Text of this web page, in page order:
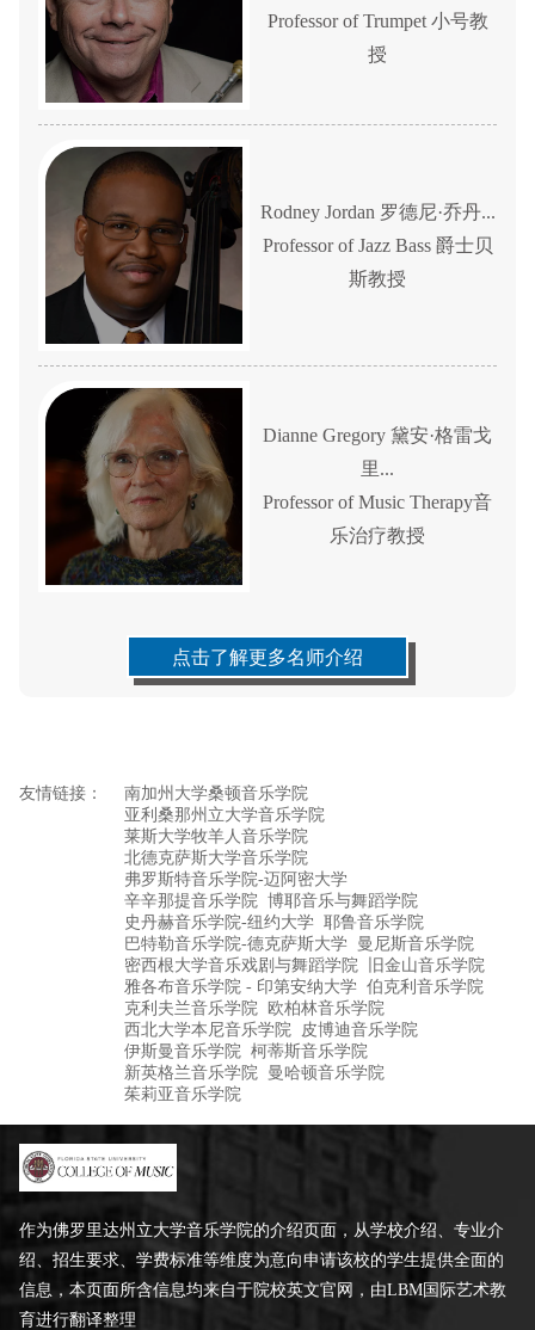
Professor of Trumpet 小号教
授
Rodney Jordan 罗德尼·乔丹...
Professor of Jazz Bass 爵士贝
斯教授
Dianne Gregory 黛安·格雷戈
里...
Professor of Music Therapy音
乐治疗教授
点击了解更多名师介绍
友情链接：
南加州大学桑顿音乐学院
亚利桑那州立大学音乐学院
莱斯大学牧羊人音乐学院
北德克萨斯大学音乐学院
弗罗斯特音乐学院-迈阿密大学
辛辛那提音乐学院 博耶音乐与舞蹈学院
史丹赫音乐学院-纽约大学 耶鲁音乐学院
巴特勒音乐学院-德克萨斯大学 曼尼斯音乐学院
密西根大学音乐戏剧与舞蹈学院
旧金山音乐学院
雅各布音乐学院 - 印第安纳大学 伯克利音乐学院
克利夫兰音乐学院
欧柏林音乐学院
西北大学本尼音乐学院
皮博迪音乐学院
伊斯曼音乐学院 柯蒂斯音乐学院
新英格兰音乐学院
曼哈顿音乐学院
茱莉亚音乐学院
作为佛罗里达州立大学音乐学院的介绍页面，从学校介绍、专业介
绍、招生要求、学费标准等维度为意向申请该校的学生提供全面的
信息，本页面所含信息均来自于院校英文官网，由LBM国际艺术教
育进行翻译整理